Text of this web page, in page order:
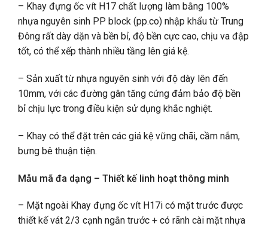
– Khay đựng ốc vít H17 chất lượng làm bằng 100%
nhựa nguyên sinh PP block (pp.co) nhập khẩu từ Trung
Đông rất dày dặn và bền bỉ, độ bền cực cao, chịu va đập
tốt, có thể xếp thành nhiều tầng lên giá kệ.
– Sản xuất từ nhựa nguyên sinh với độ dày lên đến
10mm, với các đường gân tăng cứng đảm bảo độ bền
bỉ chịu lực trong điều kiện sử dụng khắc nghiệt.
– Khay có thể đặt trên các giá kệ vững chãi, cầm nắm,
bưng bê thuận tiện.
Mẫu mã đa dạng – Thiết kế linh hoạt thông minh
– Mặt ngoài Khay đựng ốc vít H17i có mặt trước được
thiết kế vát 2/3 cạnh ngắn trước + có rãnh cài mặt nhựa